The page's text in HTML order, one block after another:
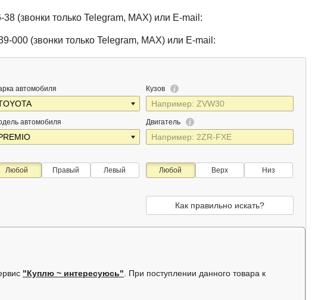
(звонки только Telegram, MAX) или E-mail:
000 (звонки только Telegram, MAX) или E-mail:
автомобиля
автомобиля
Кузов
Двигатель
Любой Правый Левый Любой Верх Низ
Как правильно искать?
"Куплю ~ интересуюсь" . При поступлении данного товара к